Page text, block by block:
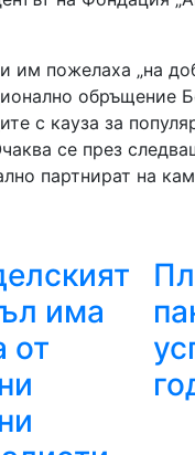
им пожелаха „на
обръщение
с кауза за
се през
партнират на
има
от